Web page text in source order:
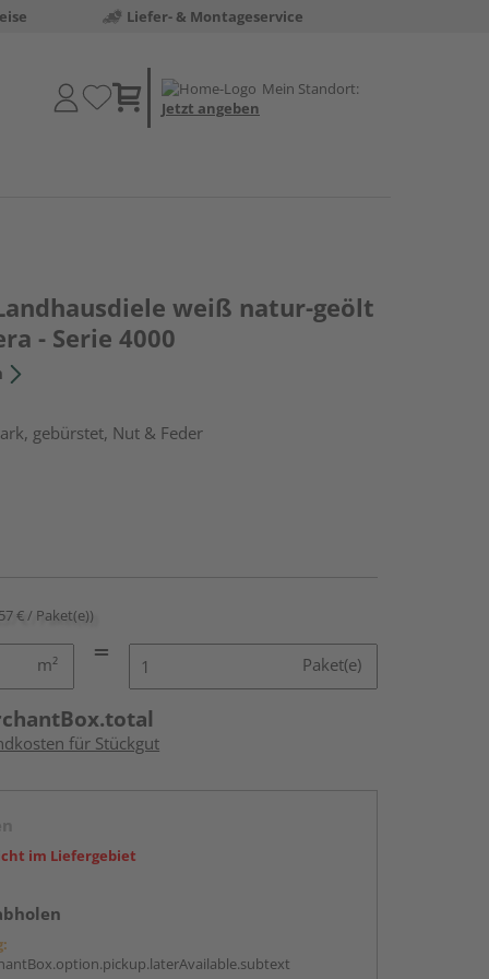
Liefer- & Montageservice
Mein Standort:
Jetzt angeben
weiß natur-geölt
- Serie 4000
gebürstet, Nut & Feder
€ / Paket(e))
m² Paket(e)
für Stückgut
im Liefergebiet